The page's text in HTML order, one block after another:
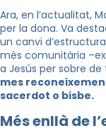
Ara, en l’actualitat,
per la dona. Va
un canvi
més comunitària
a Jesús per sobre de
mes
sacerdot o bisbe.
Més enllà de